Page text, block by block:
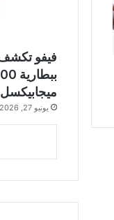
ميجابيكسل
يونيو 27, 2026